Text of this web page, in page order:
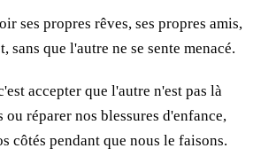
ses propres rêves, ses propres amis,
sans que l'autre ne se sente menacé.
accepter que l'autre n'est pas là
ou réparer nos blessures d'enfance,
côtés pendant que nous le faisons.